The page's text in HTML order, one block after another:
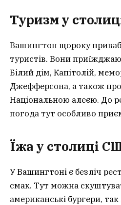
Туризм у
Вашингтон щороку
туристів. Вони
Білий дім, Капітолій,
Джефферсона, а також
Національною алеєю. До
погода тут особливо
Їжа у столиці
У Вашингтоні є безліч
смак. Тут можна
американські бургери, так